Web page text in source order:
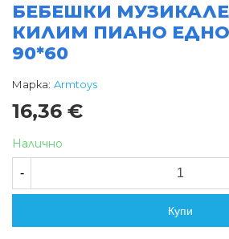
БЕБЕШКИ
КИЛИМ ПИАНО
90*60
Марка: Armtoys
16,36 €
Налично
-
Купи